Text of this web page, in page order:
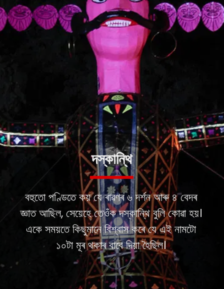
বহুতো পণ্ডিতে কয় যে ৰাৱণৰ ৬ দৰ্শন আৰু ৪ বেদৰ
জ্ঞাত আছিল, সেয়েহে তেওঁক দস্কান্থি বুলি কোৱা হয়।
একে সময়তে কিছুমানে বিশ্বাস কৰে যে এই নামটো
১০টা মূৰ থকাৰ বাবে দিয়া হৈছিল।
দস্কান্থি